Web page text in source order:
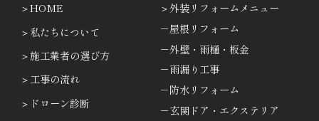
HOME
私たちについて
施工業者の選び方
工事の流れ
ドローン診断
外装リフォームメニュー
－屋根リフォーム
－外壁・雨樋・板金
－雨漏り工事
－防水リフォーム
－玄関ドア・エクステリア